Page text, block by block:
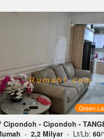
Green
Cipondoh - Cipondoh -
- 2,2 Milyar - Lt/Lb: